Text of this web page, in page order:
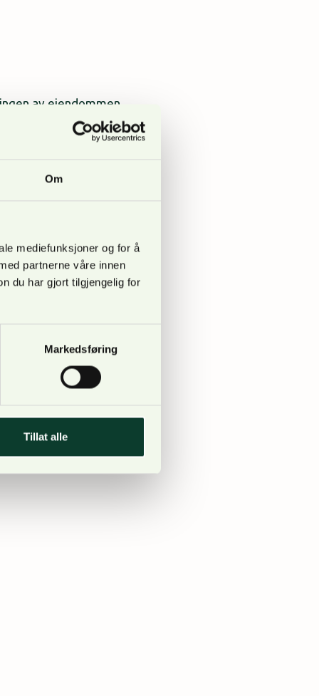
Om
mediefunksjoner og for å
partnerne våre innen
du har gjort tilgjengelig for
Markedsføring
Tillat alle
av eiendommen
i Innlandet
Prestegard og Ådne
Edge World AS år vi